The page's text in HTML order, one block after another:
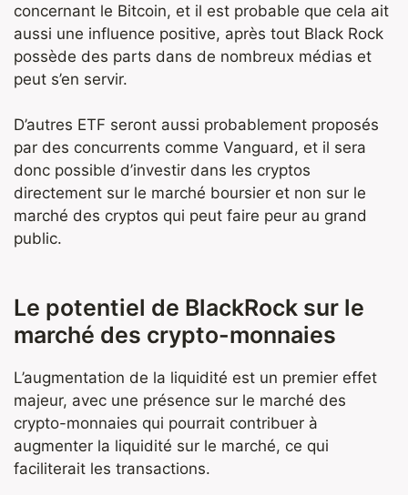
concernant le Bitcoin, et il est probable que cela ait
aussi une influence positive, après tout Black Rock
possède des parts dans de nombreux médias et
peut s’en servir.
D’autres ETF seront aussi probablement proposés
par des concurrents comme Vanguard, et il sera
donc possible d’investir dans les cryptos
directement sur le marché boursier et non sur le
marché des cryptos qui peut faire peur au grand
public.
Le potentiel de BlackRock sur le
marché des crypto-monnaies
L’augmentation de la liquidité est un premier effet
majeur, avec une présence sur le marché des
crypto-monnaies qui pourrait contribuer à
augmenter la liquidité sur le marché, ce qui
faciliterait les transactions.